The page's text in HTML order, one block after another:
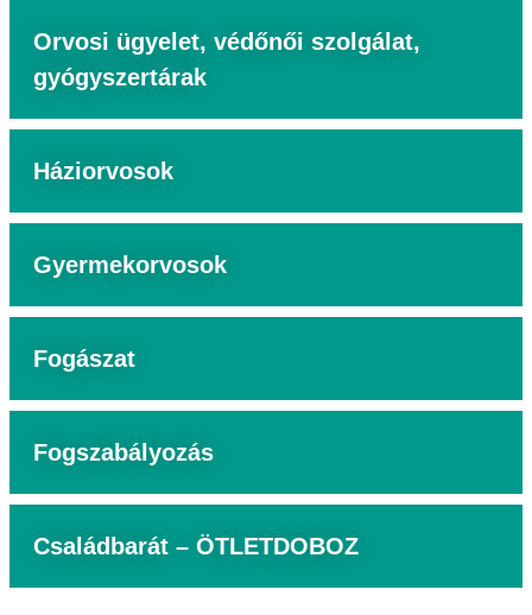
Orvosi ügyelet, védőnői szolgálat,
gyógyszertárak
Háziorvosok
Gyermekorvosok
Fogászat
Fogszabályozás
Családbarát – ÖTLETDOBOZ